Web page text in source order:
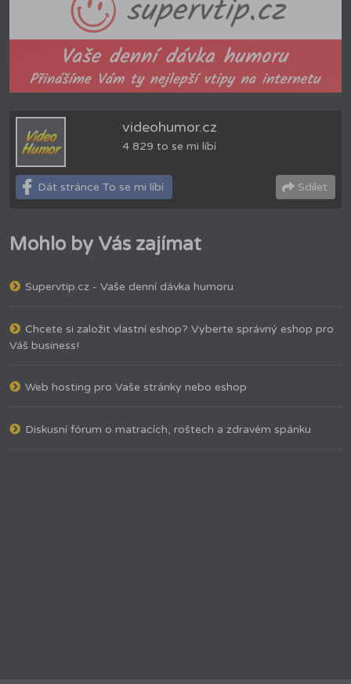
videohumor.cz
4 829 to se mi líbí
Dát stránce To se mi líbí Sdílet
Mohlo by Vás zajímat
Supervtip.cz - Vaše denní dávka humoru
Chcete si založit vlastní eshop? Vyberte správný eshop pro
Váš business!
Web hosting pro Vaše stránky nebo eshop
Diskusní fórum o matracích, roštech a zdravém spánku